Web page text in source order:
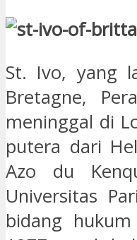
St. Ivo, yang
Bretagne,
meninggal di
putera dari
Azo du
Universitas
bidang